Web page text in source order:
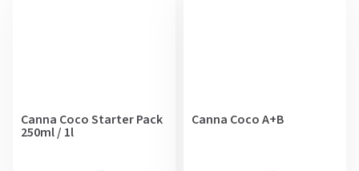
Canna Coco Starter Pack
250ml / 1l
Canna Coco A+B